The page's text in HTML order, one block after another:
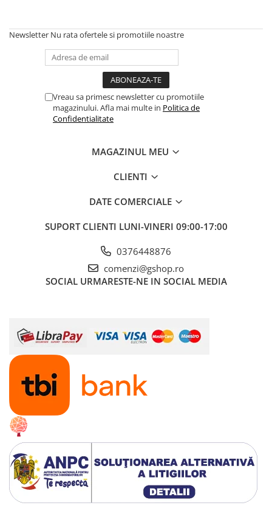
Masti de protectie
Ochelari si viziere de protectie
Echipamente platforma cu
acumulator unic Detoolz FLEXI
Acumulatori si incarcatoare
Ciocane rotopercutoare cu
Drujbe/fierastraie electrice cu lant
Detoolz FLEXI POWER
Fierastraie pendulare orizontale cu
acumulator Detoolz FLEXI POWER
Fierastraie pendulare verticale
("soricel") cu acumulator Detoolz
Pistoale de vopsit cu acumulator
Polizoare unghiulare cu
acumulator Detoolz FLEXI POWER
Slefuitoare cu acumulator Detoolz
FLEXI POWER
Generatoare electrice
Accesorii generatoare
Automatizari generatoare
Generatoare de uz general
Generatoare digitale
Newsletter Nu rata ofertele si promotiile noastre
Vreau sa primesc newsletter cu promotiile
magazinului. Afla mai multe in Politica de
Confidentialitate
MAGAZINUL MEU
CLIENTI
DATE COMERCIALE
SUPORT CLIENTI LUNI-VINERI 09:00-17:00
0376448876
comenzi@gshop.ro
SOCIAL URMARESTE-NE IN SOCIAL MEDIA